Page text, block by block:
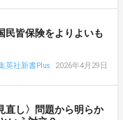
民皆保険をよりよいも
英社新書Plus 2026年4月29日
直し〉問題から明らか